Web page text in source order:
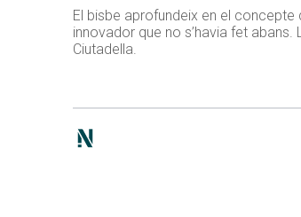
El bisbe aprofundeix en el
innovador que no s’havia fet
Ciutadella.